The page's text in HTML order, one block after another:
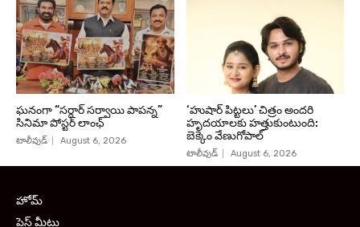
ఘనంగా “సర్దార్ సర్వాయి పాపన్న”
సినిమా పోస్టర్ లాంఛ్
టాలీవుడ్ August 6, 2026
‘హుషార్‌ పిట్టలు’ చిత్రం అందరి
హృదయాలకు హత్తుకుంటుంది:
బెక్కెం వేణుగోపాల్‌
టాలీవుడ్ August 6, 2026
హోమ్
ప్రెస్ మీట్లు